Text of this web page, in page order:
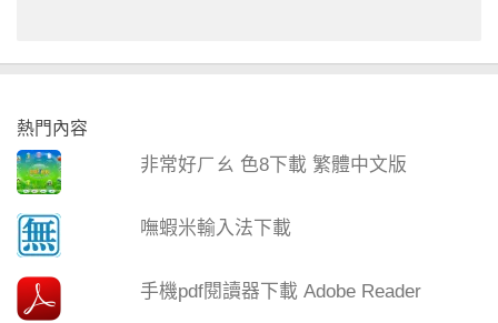
熱門內容
非常好ㄏㄠ 色8下載 繁體中文版
嘸蝦米輸入法下載
手機pdf閱讀器下載 Adobe Reader